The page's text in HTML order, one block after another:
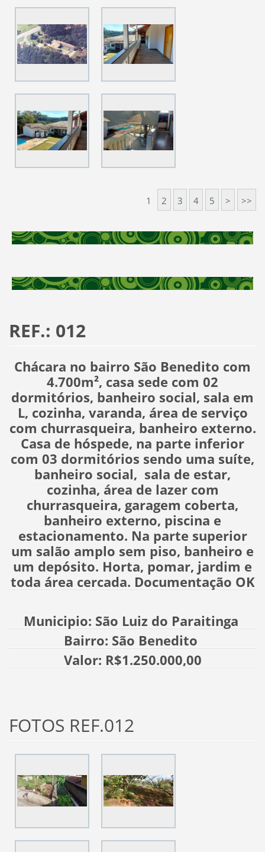
1 2 3 4 5 > >>
REF.: 012
Chácara no bairro São Benedito com
4.700m², casa sede com 02
dormitórios, banheiro social, sala em
L, cozinha, varanda, área de serviço
com churrasqueira, banheiro externo.
Casa de hóspede, na parte inferior
com 03 dormitórios sendo uma suíte,
banheiro social, sala de estar,
cozinha, área de lazer com
churrasqueira, garagem coberta,
banheiro externo, piscina e
estacionamento. Na parte superior
um salão amplo sem piso, banheiro e
um depósito. Horta, pomar, jardim e
toda área cercada. Documentação OK
Municipio: São Luiz do Paraitinga
Bairro: São Benedito
Valor: R$1.250.000,00
FOTOS REF.012